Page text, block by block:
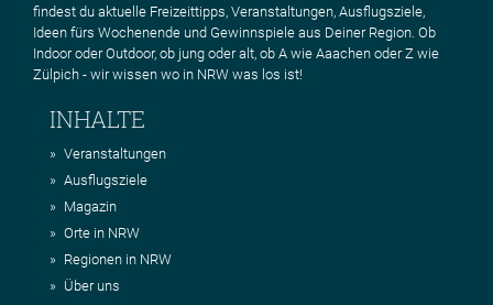
findest du aktuelle Freizeittipps, Veranstaltungen, Ausflugsziele,
Ideen fürs Wochenende und Gewinnspiele aus Deiner Region. Ob
Indoor oder Outdoor, ob jung oder alt, ob A wie Aaachen oder Z wie
Zülpich - wir wissen wo in NRW was los ist!
INHALTE
Veranstaltungen
Ausflugsziele
Magazin
Orte in NRW
Regionen in NRW
Über uns